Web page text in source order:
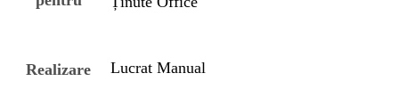
Realizare Lucrat Manual